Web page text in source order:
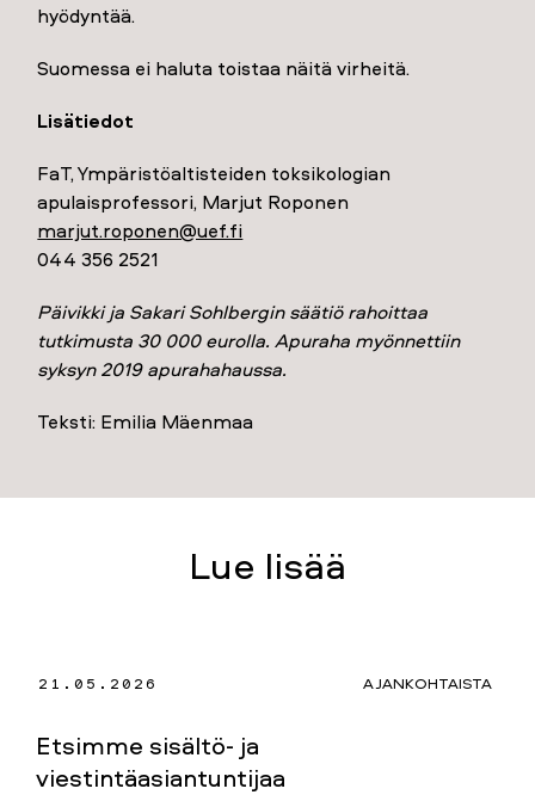
hyödyntää.
Suomessa ei haluta toistaa näitä virheitä.
Lisätiedot
FaT, Ympäristöaltisteiden toksikologian
apulaisprofessori, Marjut Roponen
marjut.roponen@uef.fi
044 356 2521
Päivikki ja Sakari Sohlbergin säätiö rahoittaa
tutkimusta 30 000 eurolla. Apuraha myönnettiin
syksyn 2019 apurahahaussa.
Teksti: Emilia Mäenmaa
Lue lisää
21.05.2026 AJANKOHTAISTA
Etsimme sisältö- ja
viestintäasiantuntijaa